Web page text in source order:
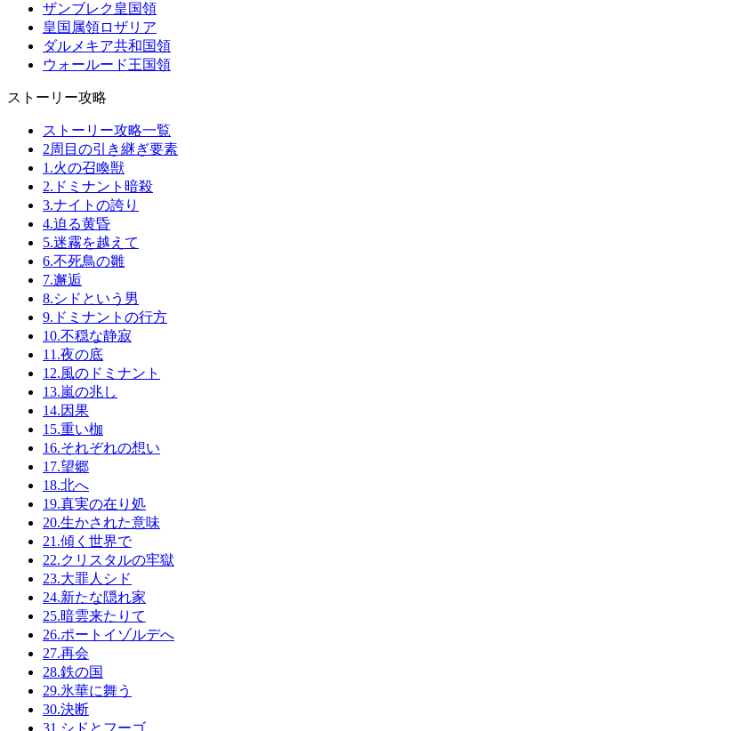
ザンブレク皇国領
皇国属領ロザリア
ダルメキア共和国領
ウォールード王国領
ストーリー攻略
ストーリー攻略一覧
2周目の引き継ぎ要素
1.火の召喚獣
2.ドミナント暗殺
3.ナイトの誇り
4.迫る黄昏
5.迷霧を越えて
6.不死鳥の雛
7.邂逅
8.シドという男
9.ドミナントの行方
10.不穏な静寂
11.夜の底
12.風のドミナント
13.嵐の兆し
14.因果
15.重い枷
16.それぞれの想い
17.望郷
18.北へ
19.真実の在り処
20.生かされた意味
21.傾く世界で
22.クリスタルの牢獄
23.大罪人シド
24.新たな隠れ家
25.暗雲来たりて
26.ポートイゾルデへ
27.再会
28.鉄の国
29.氷華に舞う
30.決断
31.シドとフーゴ